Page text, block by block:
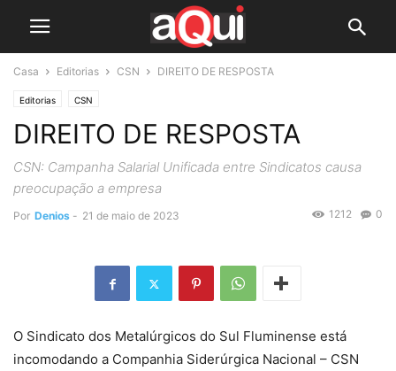
Casa Editorias CSN DIREITO DE RESPOSTA
Editorias CSN
DIREITO DE RESPOSTA
CSN: Campanha Salarial Unificada entre Sindicatos causa
preocupação a empresa
Por Denios - 21 de maio de 2023 0
1212
O Sindicato dos Metalúrgicos do Sul Fluminense está
incomodando a Companhia Siderúrgica Nacional – CSN